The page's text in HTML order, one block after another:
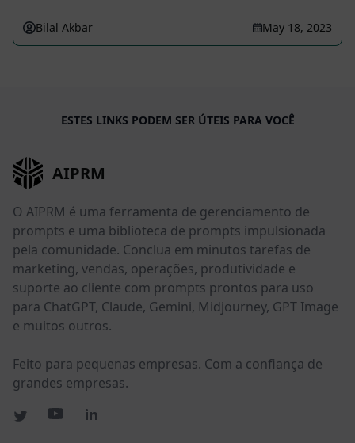
Bilal Akbar May 18, 2023
ESTES LINKS PODEM SER ÚTEIS PARA VOCÊ
AIPRM
O AIPRM é uma ferramenta de gerenciamento de
prompts e uma biblioteca de prompts impulsionada
pela comunidade. Conclua em minutos tarefas de
marketing, vendas, operações, produtividade e
suporte ao cliente com prompts prontos para uso
para ChatGPT, Claude, Gemini, Midjourney, GPT Image
e muitos outros.
Feito para pequenas empresas. Com a confiança de
grandes empresas.